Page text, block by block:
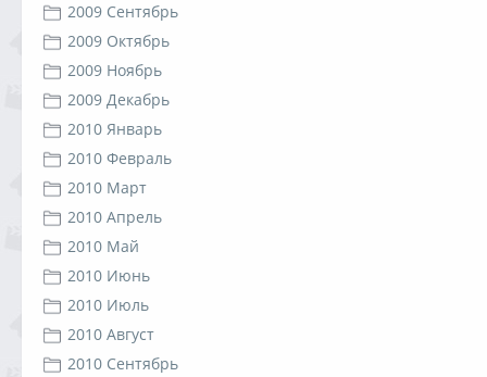
2009 Сентябрь
2009 Октябрь
2009 Ноябрь
2009 Декабрь
2010 Январь
2010 Февраль
2010 Март
2010 Апрель
2010 Май
2010 Июнь
2010 Июль
2010 Август
2010 Сентябрь